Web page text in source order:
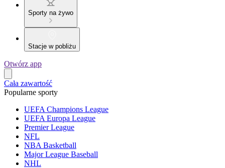
Sporty na żywo
Stacje w pobliżu
Otwórz app
Cała zawartość
Popularne sporty
UEFA Champions League
UEFA Europa League
Premier League
NFL
NBA Basketball
Major League Baseball
NHL